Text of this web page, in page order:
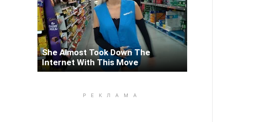
She Almost Took Down The
Internet With This Move